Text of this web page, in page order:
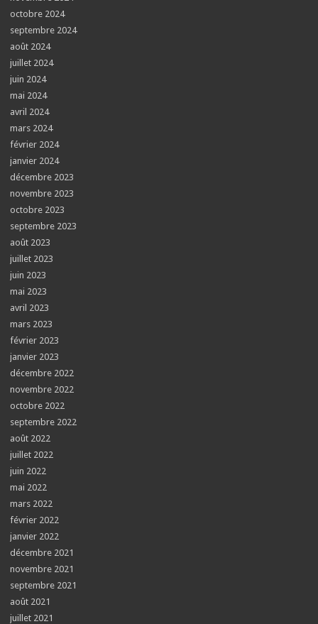
octobre 2024
septembre 2024
août 2024
juillet 2024
juin 2024
mai 2024
avril 2024
mars 2024
février 2024
janvier 2024
décembre 2023
novembre 2023
octobre 2023
septembre 2023
août 2023
juillet 2023
juin 2023
mai 2023
avril 2023
mars 2023
février 2023
janvier 2023
décembre 2022
novembre 2022
octobre 2022
septembre 2022
août 2022
juillet 2022
juin 2022
mai 2022
mars 2022
février 2022
janvier 2022
décembre 2021
novembre 2021
septembre 2021
août 2021
juillet 2021